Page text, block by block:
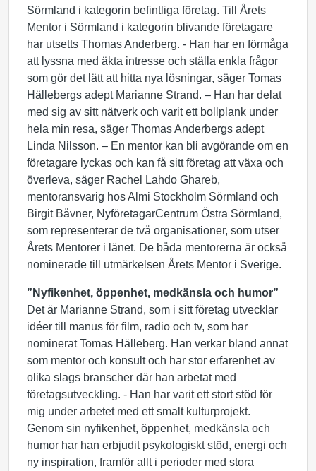
Sörmland i kategorin befintliga företag. Till Årets
Mentor i Sörmland i kategorin blivande företagare
har utsetts Thomas Anderberg. - Han har en förmåga
att lyssna med äkta intresse och ställa enkla frågor
som gör det lätt att hitta nya lösningar, säger Tomas
Hällebergs adept Marianne Strand. – Han har delat
med sig av sitt nätverk och varit ett bollplank under
hela min resa, säger Thomas Anderbergs adept
Linda Nilsson. – En mentor kan bli avgörande om en
företagare lyckas och kan få sitt företag att växa och
överleva, säger Rachel Lahdo Ghareb,
mentoransvarig hos Almi Stockholm Sörmland och
Birgit Båvner, NyföretagarCentrum Östra Sörmland,
som representerar de två organisationer, som utser
Årets Mentorer i länet. De båda mentorerna är också
nominerade till utmärkelsen Årets Mentor i Sverige.
”Nyfikenhet, öppenhet, medkänsla och humor”
Det är Marianne Strand, som i sitt företag utvecklar
idéer till manus för film, radio och tv, som har
nominerat Tomas Hälleberg. Han verkar bland annat
som mentor och konsult och har stor erfarenhet av
olika slags branscher där han arbetat med
företagsutveckling. - Han har varit ett stort stöd för
mig under arbetet med ett smalt kulturprojekt.
Genom sin nyfikenhet, öppenhet, medkänsla och
humor har han erbjudit psykologiskt stöd, energi och
ny inspiration, framför allt i perioder med stora